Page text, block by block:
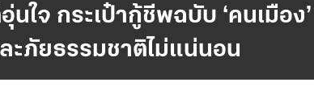
นใจ กระเป๋ากู้ชีพฉบับ ‘คนเมื
ะภัยธรรมชาติไม่แน่นอน